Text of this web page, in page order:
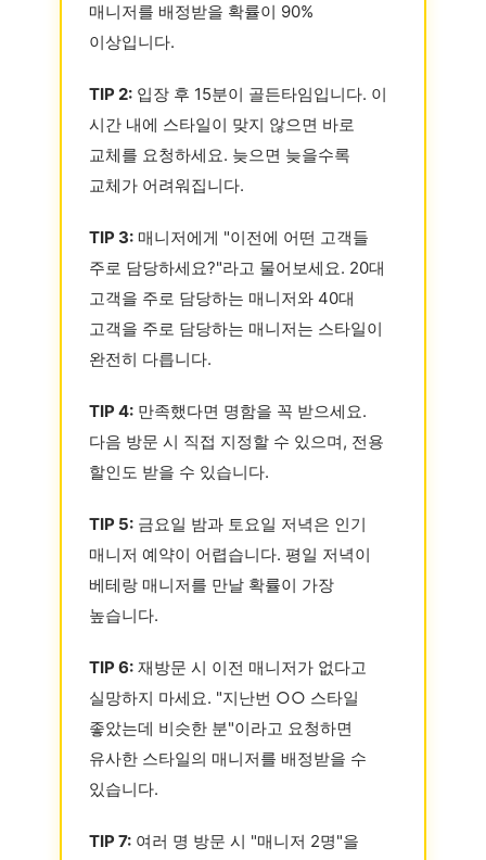
매니저를 배정받을 확률이 90%
이상입니다.
TIP 2: 입장 후 15분이 골든타임입니다. 이
시간 내에 스타일이 맞지 않으면 바로
교체를 요청하세요. 늦으면 늦을수록
교체가 어려워집니다.
TIP 3: 매니저에게 "이전에 어떤 고객들
주로 담당하세요?"라고 물어보세요. 20대
고객을 주로 담당하는 매니저와 40대
고객을 주로 담당하는 매니저는 스타일이
완전히 다릅니다.
TIP 4: 만족했다면 명함을 꼭 받으세요.
다음 방문 시 직접 지정할 수 있으며, 전용
할인도 받을 수 있습니다.
TIP 5: 금요일 밤과 토요일 저녁은 인기
매니저 예약이 어렵습니다. 평일 저녁이
베테랑 매니저를 만날 확률이 가장
높습니다.
TIP 6: 재방문 시 이전 매니저가 없다고
실망하지 마세요. "지난번 ○○ 스타일
좋았는데 비슷한 분"이라고 요청하면
유사한 스타일의 매니저를 배정받을 수
있습니다.
TIP 7: 여러 명 방문 시 "매니저 2명"을